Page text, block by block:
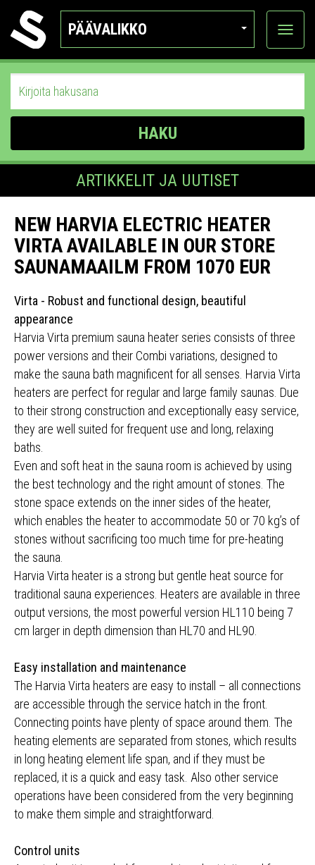
PÄÄVALIKKO
Näytä
HAKU
ARTIKKELIT JA UUTISET
NEW HARVIA ELECTRIC HEATER
VIRTA AVAILABLE IN OUR STORE
SAUNAMAAILM FROM 1070 EUR
Virta - Robust and functional design, beautiful
appearance
Harvia Virta premium sauna heater series consists of three
power versions and their Combi variations, designed to
make the sauna bath magnificent for all senses. Harvia Virta
heaters are perfect for regular and large family saunas. Due
to their strong construction and exceptionally easy service,
they are well suited for frequent use and long, relaxing
baths.
Even and soft heat in the sauna room is achieved by using
the best technology and the right amount of stones. The
stone space extends on the inner sides of the heater,
which enables the heater to accommodate 50 or 70 kg’s of
stones without sacrificing too much time for pre-heating
the sauna.
Harvia Virta heater is a strong but gentle heat source for
traditional sauna experiences. Heaters are available in three
output versions, the most powerful version HL110 being 7
cm larger in depth dimension than HL70 and HL90.
Easy installation and maintenance
The Harvia Virta heaters are easy to install – all connections
are accessible through the service hatch in the front.
Connecting points have plenty of space around them. The
heating elements are separated from stones, which results
in long heating element life span, and if they must be
replaced, it is a quick and easy task. Also other service
operations have been considered from the very beginning
to make them simple and straightforward.
Control units